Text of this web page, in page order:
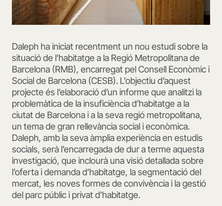
Daleph ha iniciat recentment un nou estudi sobre la
situació de l’habitatge a la Regió Metropolitana de
Barcelona (RMB), encarregat pel Consell Econòmic i
Social de Barcelona (CESB). L’objectiu d’aquest
projecte és l’elaboració d’un informe que analitzi la
problemàtica de la insuficiència d’habitatge a la
ciutat de Barcelona i a la seva regió metropolitana,
un tema de gran rellevància social i econòmica.
Daleph, amb la seva àmplia experiència en estudis
socials, serà l’encarregada de dur a terme aquesta
investigació, que inclourà una visió detallada sobre
l’oferta i demanda d’habitatge, la segmentació del
mercat, les noves formes de convivència i la gestió
del parc públic i privat d’habitatge.